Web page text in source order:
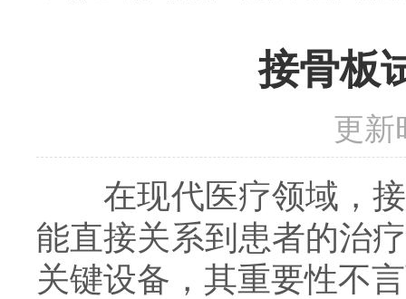
接骨板
更
在现代医疗领域，接
能直接关系到患者的治
关键设备，其重要性不